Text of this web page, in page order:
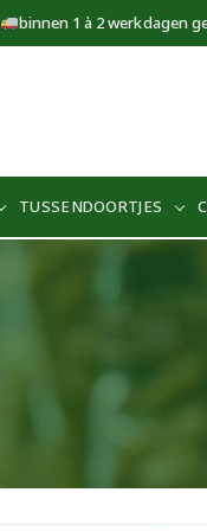
binnen 1 à 2 werkdagen
TUSSENDOORTJES